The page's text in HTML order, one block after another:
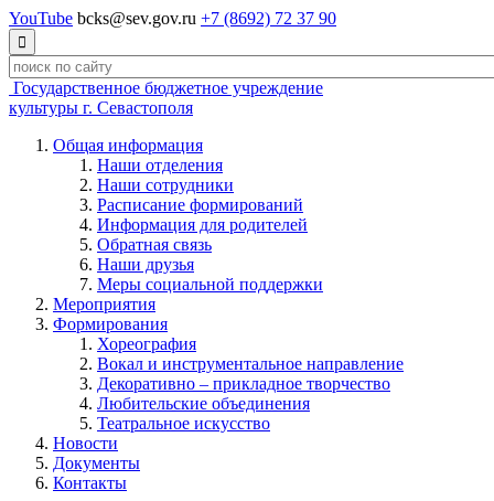
YouTube bcks@sev.gov.ru +7 (8692) 72 37 90

Государственное бюджетное учреждение
культуры г. Севастополя
Общая информация
Наши отделения
Наши сотрудники
Расписание формирований
Информация для родителей
Обратная связь
Наши друзья
Меры социальной поддержки
Мероприятия
Формирования
Хореография
Вокал и инструментальное направление
Декоративно – прикладное творчество
Любительские объединения
Театральное искусство
Новости
Документы
Контакты